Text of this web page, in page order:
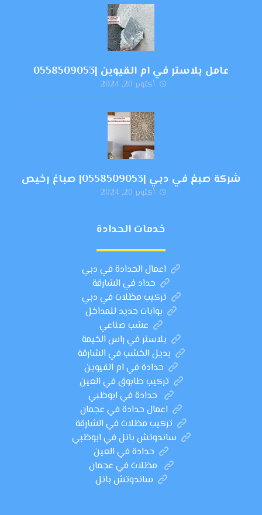
عامل بلاستر في ام القيوين |0558509053
أكتوبر 20, 2024
شركة صبغ في دبي |0558509053| صباغ رخيص
أكتوبر 20, 2024
خدمات الحدادة
اعمال الحدادة في دبي
حداد في الشارقة
تركيب مظلات في دبي
بوابات حديد للمداخل
عشب صناعي
بلاستر في راس الخيمة
بديل الخشب في الشارقة
حدادة في ام القيوين
تركيب طابوق في العين
حدادة في ابوظبي
اعمال حدادة في عجمان
تركيب مظلات في الشارقة
ساندوتش بانل في ابوظبي
حدادة في العين
مظلات في عجمان
ساندوتش بانل